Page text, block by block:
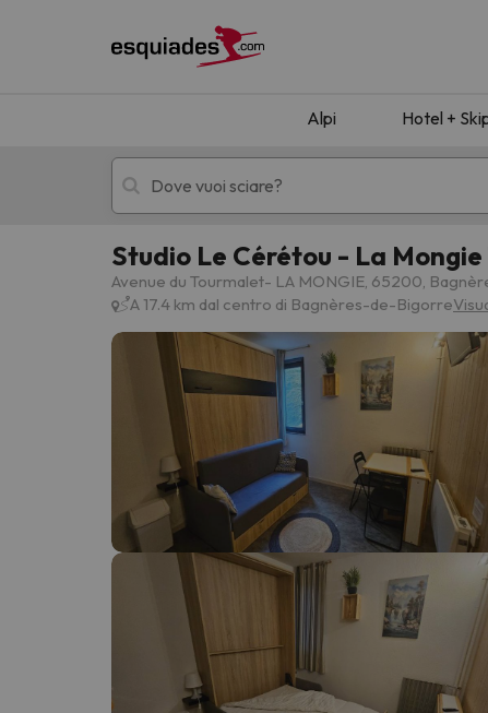
Alpi Hotel +
Hotel + skipass Hotel di
Ops, non abbiamo trovato alcun risultato
Sembra che il nostro ricercatore abbia
Studio Le Cérétou - La
Avenue du Tourmalet- LA MONGIE, 65200,
A 17.4 km dal centro di Bagnères-de-Bigorre